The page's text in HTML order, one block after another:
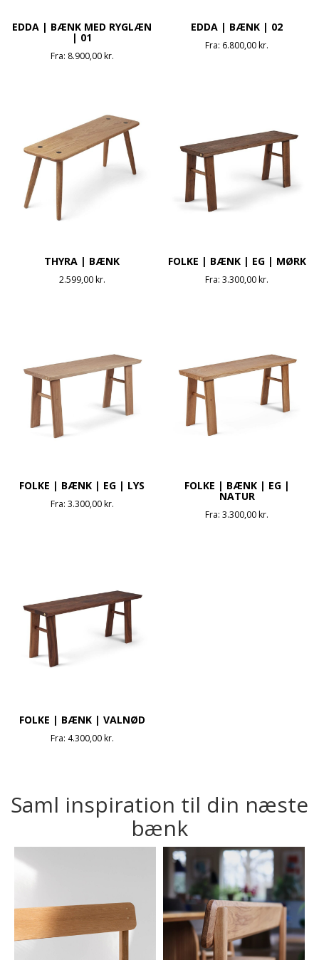
EDDA | BÆNK MED RYGLÆN
| 01
Fra: 8.900,00kr.
EDDA | BÆNK | 02
Fra: 6.800,00kr.
THYRA | BÆNK
2.599,00kr.
FOLKE | BÆNK | EG | MØRK
Fra:3.300,00kr.
FOLKE | BÆNK | EG | LYS
Fra: 3.300,00kr.
FOLKE | BÆNK | EG |
NATUR
Fra:3.300,00kr.
FOLKE | BÆNK | VALNØD
Fra: 4.300,00kr.
Saml inspiration til din næste
bænk